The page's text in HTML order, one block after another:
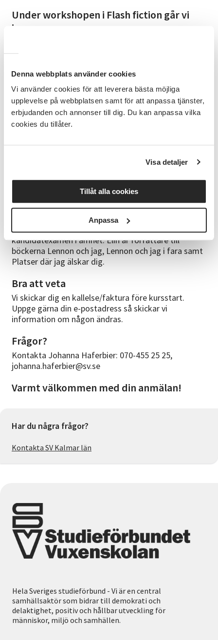
Denna webbplats använder cookies
Vi använder cookies för att leverera bästa möjliga
upplevelse på webbplatsen samt för att anpassa tjänster,
erbjudanden och annonser till dig. Du kan anpassa vilka
cookies du tillåter.
Visa detaljer
Tillåt alla cookies
Anpassa
Under workshopen i Flash fiction går vi
igenom:
- Tips för att skriva kort och kärnfullt.
- Olika sätt att hitta inspiration.
- Vi övar på att skriva korta texter i olika genrer som
alster. Det går exempelvis att publicera på sociala
sammanställa till en samling.
Cirkelledare
Elin Karlsson har studerat kreativt skrivande på
Linnéuniversitetet och har en konstnärlig
kandidatexamen i ämnet. Elin är författare till
böckerna Lennon och jag, Lennon och jag i fara samt
Platser där jag älskar dig.
Bra att veta
Vi skickar dig en kallelse/faktura före kursstart.
Uppge gärna din e-postadress så skickar vi
information om någon ändras.
Frågor?
Kontakta Johanna Haferbier: 070-455 25 25,
johanna.haferbier@sv.se
Varmt välkommen med din anmälan!
Har du några frågor?
Kontakta SV Kalmar län
Hela Sveriges studieförbund - Vi är en central
samhällsaktör som bidrar till demokrati och
delaktighet, positiv och hållbar utveckling för
människor, miljö och samhällen.